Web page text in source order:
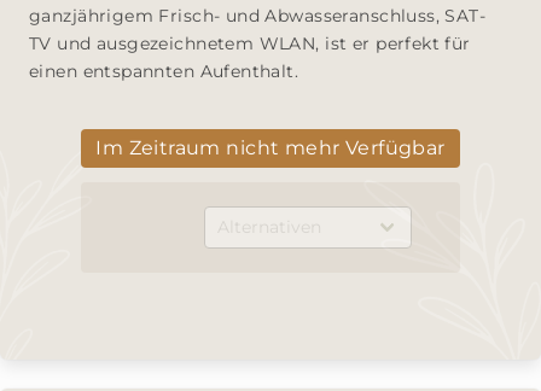
ganzjährigem Frisch- und Abwasseranschluss, SAT-
TV und ausgezeichnetem WLAN, ist er perfekt für
einen entspannten Aufenthalt.
Im Zeitraum nicht mehr Verfügbar